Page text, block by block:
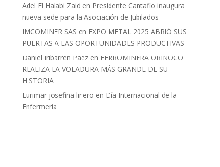
Adel El Halabi Zaid en Presidente Cantafio inaugura
nueva sede para la Asociación de Jubilados
IMCOMINER SAS en EXPO METAL 2025 ABRIÓ SUS
PUERTAS A LAS OPORTUNIDADES PRODUCTIVAS
Daniel Iribarren Paezen FERROMINERA ORINOCO
REALIZA LA VOLADURA MÁS GRANDE DE SU
HISTORIA
Eurimar josefina linero en Día Internacional de la
Enfermería